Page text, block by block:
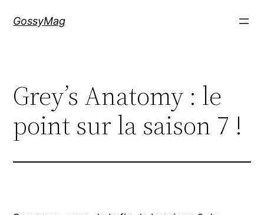
GossyMag
Grey’s Anatomy : le
point sur la saison 7 !